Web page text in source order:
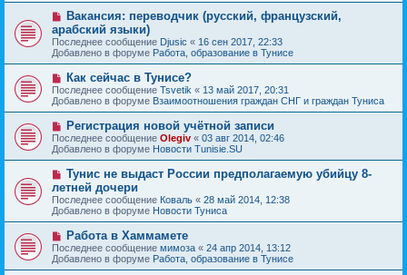
е
б
щ
е
н
и
е
е
с
о
о
б
щ
е
н
и
е
Н
в
о
е
с
о
б
щ
е
н
и
е
Вакансия: переводчик (русский, французский,
арабский языки)
Последнее сообщение Djusic « 16 сен 2017, 22:33
Добавлено в форуме Работа, образование в Тунисе
Н
о
в
о
е
с
о
о
б
щ
е
н
и
е
Как сейчас в Тунисе?
Последнее сообщение Tsvetik « 13 май 2017, 20:31
Добавлено в форуме Взаимоотношения граждан СНГ и граждан Туниса
Н
о
в
о
е
о
о
б
щ
е
н
и
е
Регистрация новой учётной записи
Последнее сообщение Olegiv « 03 авг 2014, 02:46
Добавлено в форуме Новости Tunisie.SU
Н
в
о
е
с
о
б
щ
Тунис не выдаст России предполагаемую убийцу 8-
летней дочери
Последнее сообщение Коваль « 28 май 2014, 12:38
Добавлено в форуме Новости Туниса
Н
о
в
о
Работа в Хаммамете
Последнее сообщение мимоза « 24 апр 2014, 13:12
Добавлено в форуме Работа, образование в Тунисе